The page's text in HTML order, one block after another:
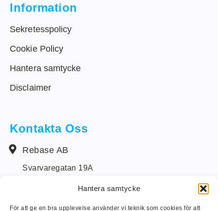
Hantera samtycke
För att ge en bra upplevelse använder vi teknik som cookies för att
Information
Sekretesspolicy
Cookie Policy
Hantera samtycke
Disclaimer
Kontakta Oss
Rebase AB
Svarvaregatan 19A